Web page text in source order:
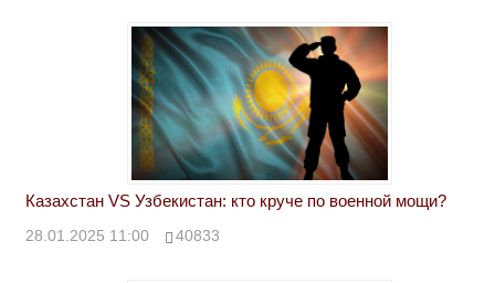
Казахстан VS Узбекистан: кто круче по военной мощи?
28.01.2025 11:00 40833